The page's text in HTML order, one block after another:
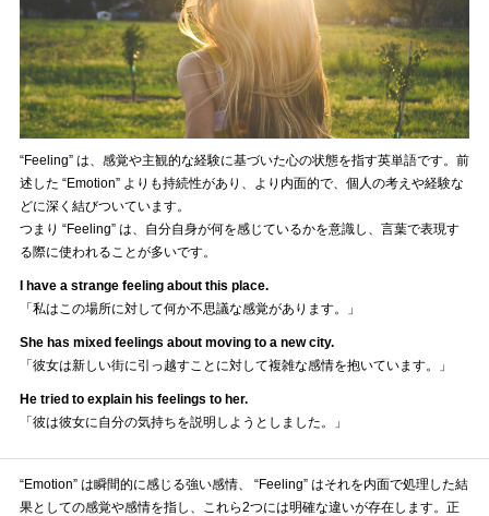
“Feeling” は、感覚や主観的な経験に基づいた心の状態を指す英単語です。前
述した “Emotion” よりも持続性があり、より内面的で、個人の考えや経験な
どに深く結びついています。
つまり “Feeling” は、自分自身が何を感じているかを意識し、言葉で表現す
る際に使われることが多いです。
I have a strange feeling about this place.
「私はこの場所に対して何か不思議な感覚があります。」
She has mixed feelings about moving to a new city.
「彼女は新しい街に引っ越すことに対して複雑な感情を抱いています。」
He tried to explain his feelings to her.
「彼は彼女に自分の気持ちを説明しようとしました。」
“Emotion” は瞬間的に感じる強い感情、 “Feeling” はそれを内面で処理した結
果としての感覚や感情を指し、これら2つには明確な違いが存在します。正